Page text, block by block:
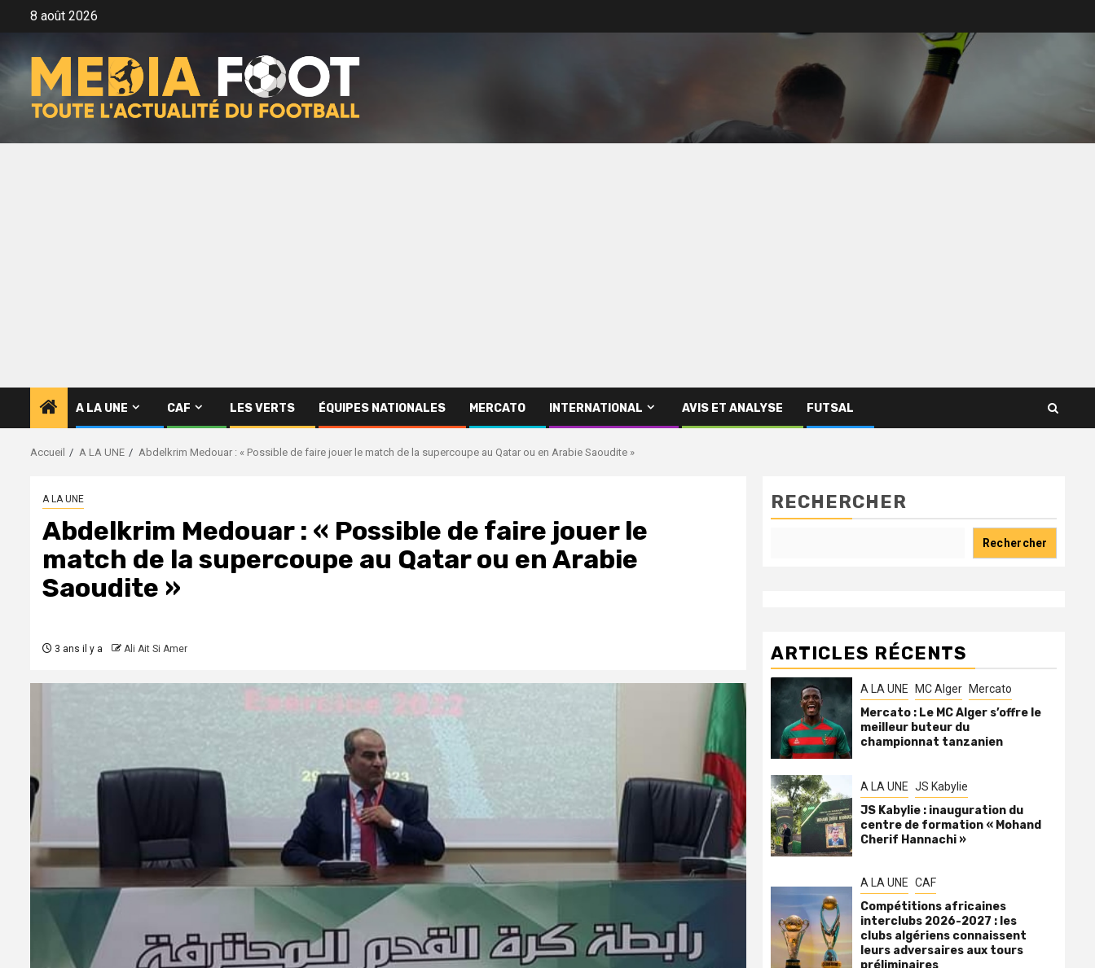
8 août 2026
A LA UNE CAF LES VERTS ÉQUIPES NATIONALES MERCATO INTERNATIONAL AVIS ET ANALYSE FUTSAL
Accueil A LA UNE Abdelkrim Medouar : « Possible de faire jouer le match de la supercoupe au Qatar ou en Arabie Saoudite »
A LA UNE
Abdelkrim Medouar : « Possible de faire jouer le
match de la supercoupe au Qatar ou en Arabie
Saoudite »
3 ans il y a Ali Ait Si Amer
RECHERCHER
Rechercher
ARTICLES RÉCENTS
A LA UNE MC Alger Mercato
Mercato : Le MC Alger s’offre le
meilleur buteur du
championnat tanzanien
A LA UNE JS Kabylie
JS Kabylie : inauguration du
centre de formation « Mohand
Cherif Hannachi »
A LA UNE CAF
Compétitions africaines
interclubs 2026-2027 : les
clubs algériens connaissent
leurs adversaires aux tours